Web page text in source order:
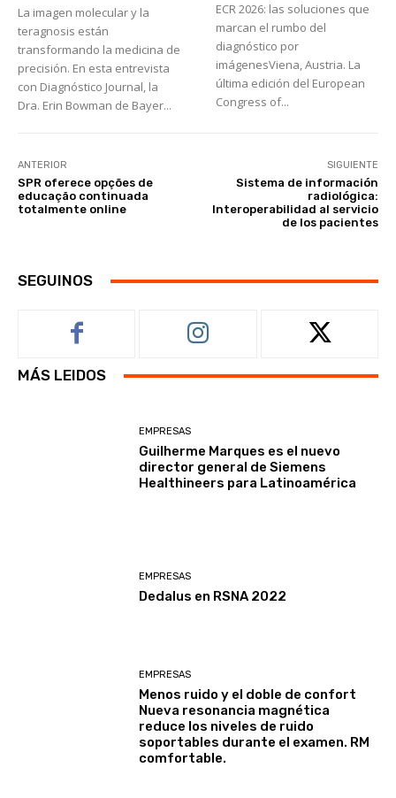
La imagen molecular y la
teragnosis están
transformando la medicina de
precisión. En esta entrevista
con Diagnóstico Journal, la
Dra. Erin Bowman de Bayer...
ECR 2026: las soluciones que
marcan el rumbo del
diagnóstico por
imágenesViena, Austria. La
última edición del European
Congress of...
ANTERIOR
SPR oferece opções de
educação continuada
totalmente online
SIGUIENTE
Sistema de información
radiológica:
Interoperabilidad al servicio
de los pacientes
SEGUINOS
MÁS LEIDOS
EMPRESAS
Guilherme Marques es el nuevo
director general de Siemens
Healthineers para Latinoamérica
EMPRESAS
Dedalus en RSNA 2022
EMPRESAS
Menos ruido y el doble de confort
Nueva resonancia magnética
reduce los niveles de ruido
soportables durante el examen. RM
comfortable.